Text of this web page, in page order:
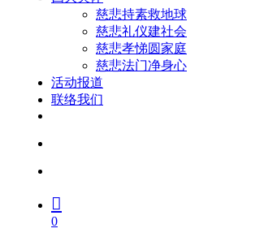
慈悲持素救地球
慈悲礼仪建社会
慈悲孝悌圆家庭
慈悲法门净身心
活动报道
联络我们
0